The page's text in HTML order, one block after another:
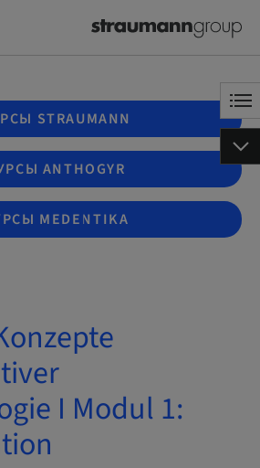
STRAUMANN
ANTHOGYR
MEDENTIKA
I Modul 1: